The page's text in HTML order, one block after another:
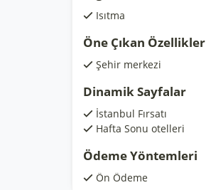
Isıtma
Öne Çıkan Özellikler
Şehir merkezi
Dinamik Sayfalar
İstanbul Fırsatı
Hafta Sonu otelleri
Ödeme Yöntemleri
Ön Ödeme